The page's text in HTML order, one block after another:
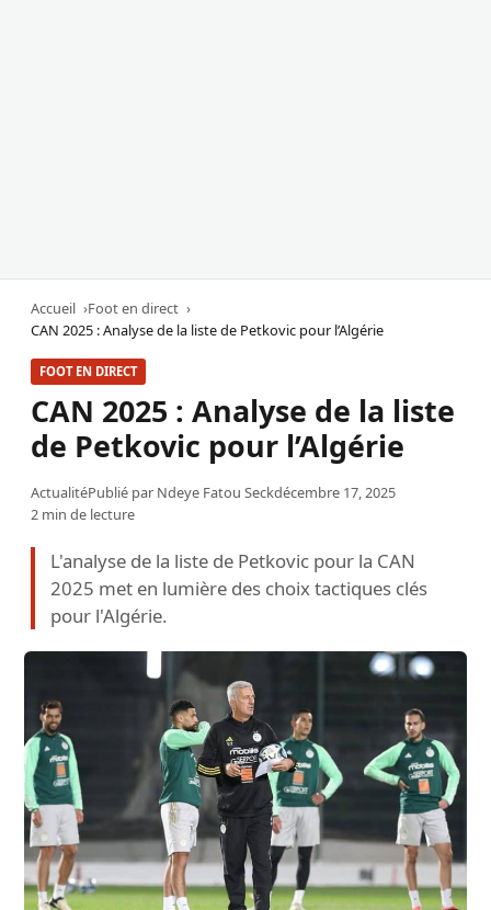
Accueil
Foot en direct
CAN 2025 : Analyse de la liste de Petkovic pour l’Algérie
FOOT EN DIRECT
CAN 2025 : Analyse de la liste
de Petkovic pour l’Algérie
ActualitéPublié par Ndeye Fatou Seckdécembre 17, 2025
2 min de lecture
L'analyse de la liste de Petkovic pour la CAN
2025 met en lumière des choix tactiques clés
pour l'Algérie.